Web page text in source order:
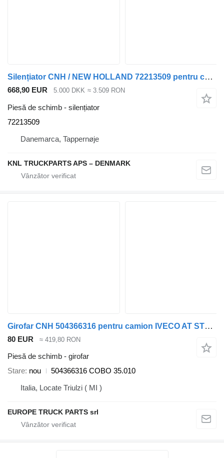
Silențiator CNH / NEW HOLLAND 72213509 pentru camion
668,90 EUR 5.000 DKK ≈ 3.509 RON
Piesă de schimb - silențiator
72213509
Danemarca, Tappernøje
KNL TRUCKPARTS APS – DENMARK
Girofar CNH 504366316 pentru camion IVECO AT STRALIS
80 EUR ≈ 419,80 RON
Piesă de schimb - girofar
Stare nou
504366316 COBO 35.010
Italia, Locate Triulzi ( MI )
EUROPE TRUCK PARTS srl